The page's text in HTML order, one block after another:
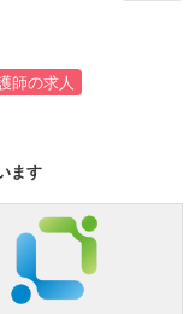
師の求人
ます